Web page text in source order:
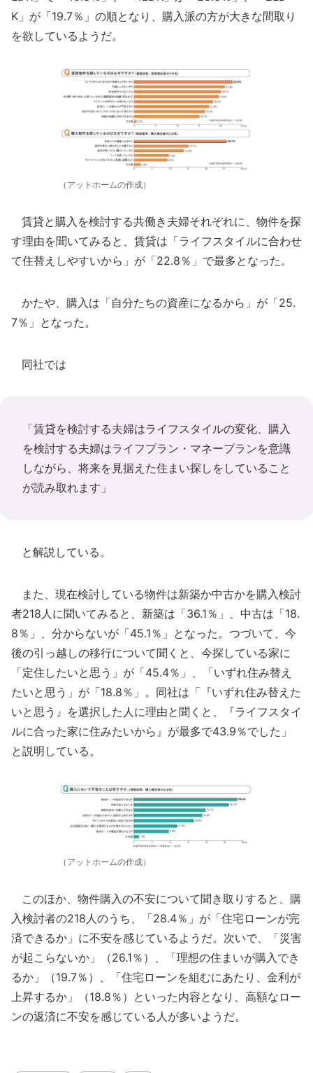
K」が「19.7％」の順となり、購入派の方が大きな間取り
を欲しているようだ。
（アットホームの作成）
賃貸と購入を検討する共働き夫婦それぞれに、物件を探
す理由を聞いてみると、賃貸は「ライフスタイルに合わせ
て住替えしやすいから」が「22.8％」で最多となった。
かたや、購入は「自分たちの資産になるから」が「25.
7％」となった。
同社では
「賃貸を検討する夫婦はライフスタイルの変化、購入
を検討する夫婦はライフプラン・マネープランを意識
しながら、将来を見据えた住まい探しをしていること
が読み取れます」
と解説している。
また、現在検討している物件は新築か中古かを購入検討
者218人に聞いてみると、新築は「36.1％」、中古は「18.
8％」、分からないが「45.1％」となった。つづいて、今
後の引っ越しの移行について聞くと、今探している家に
「定住したいと思う」が「45.4％」、「いずれ住み替え
たいと思う」が「18.8％」。同社は「『いずれ住み替えた
いと思う』を選択した人に理由と聞くと、『ライフスタイ
ルに合った家に住みたいから』が最多で43.9％でした」
と説明している。
（アットホームの作成）
このほか、物件購入の不安について聞き取りすると、購
入検討者の218人のうち、「28.4％」が「住宅ローンが完
済できるか」に不安を感じているようだ。次いで、「災害
が起こらないか」（26.1％）、「理想の住まいが購入でき
るか」（19.7％）、「住宅ローンを組むにあたり、金利が
上昇するか」（18.8％）といった内容となり、高額なロー
ンの返済に不安を感じている人が多いようだ。